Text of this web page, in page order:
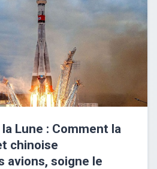
Lune : Comment la
chinoise
avions, soigne le